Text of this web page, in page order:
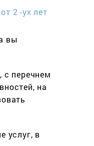
от 2 -ух лет
вы
с перечнем
на
услуг, в